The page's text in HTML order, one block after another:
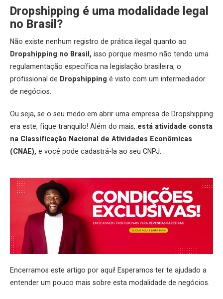
Dropshipping é uma modalidade legal
no Brasil?
Não existe nenhum registro de prática ilegal quanto ao
Dropshipping no Brasil, isso porque mesmo não tendo uma
regulamentação específica na legislação brasileira, o
profissional de Dropshipping é visto com um intermediador
de negócios.
Ou seja, se o seu medo em abrir uma empresa de Dropshipping
era este, fique tranquilo! Além do mais, está atividade consta
na Classificação Nacional de Atividades Econômicas
(CNAE), e você pode cadastrá-la ao seu CNPJ.
Encerramos este artigo por aqui! Esperamos ter te ajudado a
entender um pouco mais sobre esta modalidade de negócios.